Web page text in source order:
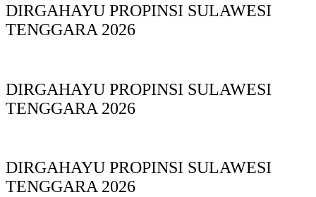
DIRGAHAYU PROPINSI SULAWESI
TENGGARA 2026
DIRGAHAYU PROPINSI SULAWESI
TENGGARA 2026
DIRGAHAYU PROPINSI SULAWESI
TENGGARA 2026